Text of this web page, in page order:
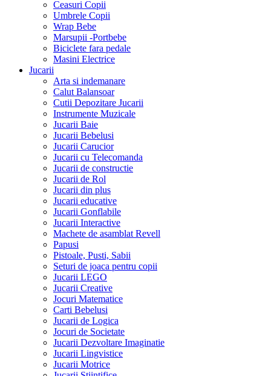
Ceasuri Copii
Umbrele Copii
Wrap Bebe
Marsupii -Portbebe
Biciclete fara pedale
Masini Electrice
Jucarii
Arta si indemanare
Calut Balansoar
Cutii Depozitare Jucarii
Instrumente Muzicale
Jucarii Baie
Jucarii Bebelusi
Jucarii Carucior
Jucarii cu Telecomanda
Jucarii de constructie
Jucarii de Rol
Jucarii din plus
Jucarii educative
Jucarii Gonflabile
Jucarii Interactive
Machete de asamblat Revell
Papusi
Pistoale, Pusti, Sabii
Seturi de joaca pentru copii
Jucarii LEGO
Jucarii Creative
Jocuri Matematice
Carti Bebelusi
Jucarii de Logica
Jocuri de Societate
Jucarii Dezvoltare Imaginatie
Jucarii Lingvistice
Jucarii Motrice